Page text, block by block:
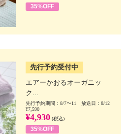
35%OFF
先行予約受付中
エアーかおるオーガニッ
ク...
先行予約期間：8/7〜11 放送日：8/12
¥7,590
¥4,930 (税込)
35%OFF